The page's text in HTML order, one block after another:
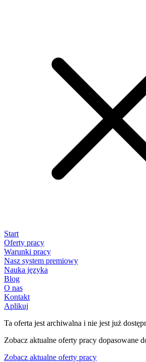
Start
Oferty pracy
Warunki pracy
Nasz system premiowy
Nauka języka
Blog
O nas
Kontakt
Aplikuj
Ta oferta jest archiwalna i nie jest już
Zobacz aktualne oferty pracy dopasowane
Zobacz aktualne oferty pracy